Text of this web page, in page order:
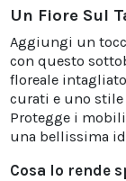
Un Fiore Sul
Aggiungi un
con questo
floreale
curati e uno stile
Protegge i mobili
una bellissima
Cosa lo rende